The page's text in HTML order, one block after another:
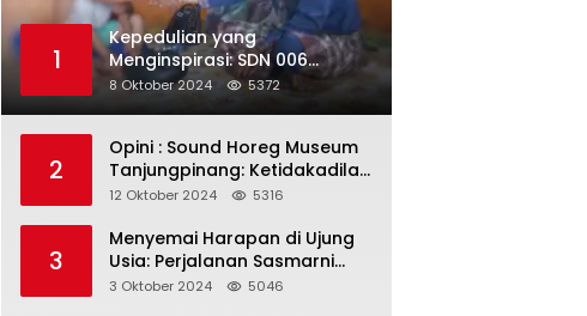
1
Kepedulian yang
Menginspirasi: SDN 006
Merawang Gelar Program
“Berbagi Segenggam Beras”
8 Oktober 2024 5372
2
Opini : Sound Horeg Museum
Tanjungpinang: Ketidakadilan
dalam Representasi
12 Oktober 2024 5316
3
Menyemai Harapan di Ujung
Usia: Perjalanan Sasmarni
dalam Menyentuh Hati dan
3 Oktober 2024 5046